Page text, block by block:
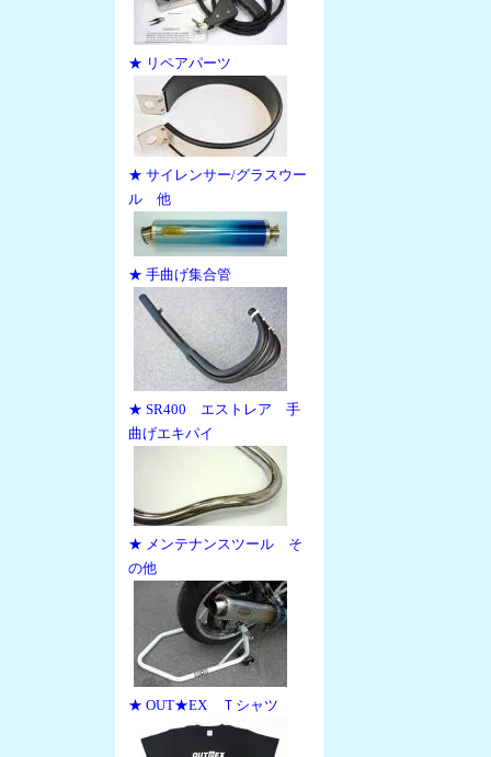
★ リペアパーツ
★ サイレンサー/グラスウー
ル 他
★ 手曲げ集合管
★ SR400 エストレア 手
曲げエキパイ
★ メンテナンスツール そ
の他
★ OUT★EX Ｔシャツ